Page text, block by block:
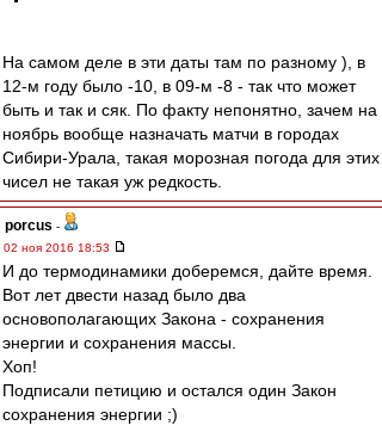
На самом деле в эти даты там по разному ), в
12-м году было -10, в 09-м -8 - так что может
быть и так и сяк. По факту непонятно, зачем на
ноябрь вообще назначать матчи в городах
Сибири-Урала, такая морозная погода для этих
чисел не такая уж редкость.
porcus -
02 ноя 2016 18:53
И до термодинамики доберемся, дайте время.
Вот лет двести назад было два
основополагающих Закона - сохранения
энергии и сохранения массы.
Хоп!
Подписали петицию и остался один Закон
сохранения энергии ;)